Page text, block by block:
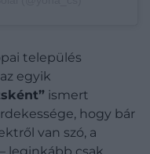
település
egyik
ismert
hogy bár
van szó, a